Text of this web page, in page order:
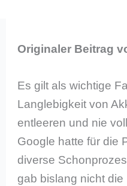
Originaler Beitrag
Es gilt als wichtige
Langlebigkeit von
entleeren und nie
Google hatte für die
diverse
gab bislang nicht